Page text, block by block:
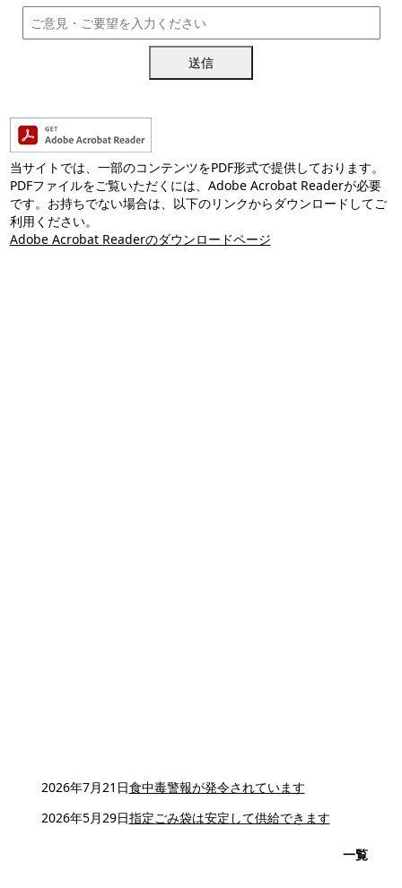
送信
当サイトでは、一部のコンテンツをPDF形式で提供しております。
PDFファイルをご覧いただくには、Adobe Acrobat Readerが必要
です。お持ちでない場合は、以下のリンクからダウンロードしてご
利用ください。
Adobe Acrobat Readerのダウンロードページ
2026年7月21日食中毒警報が発令されています
2026年5月29日指定ごみ袋は安定して供給できます
一覧